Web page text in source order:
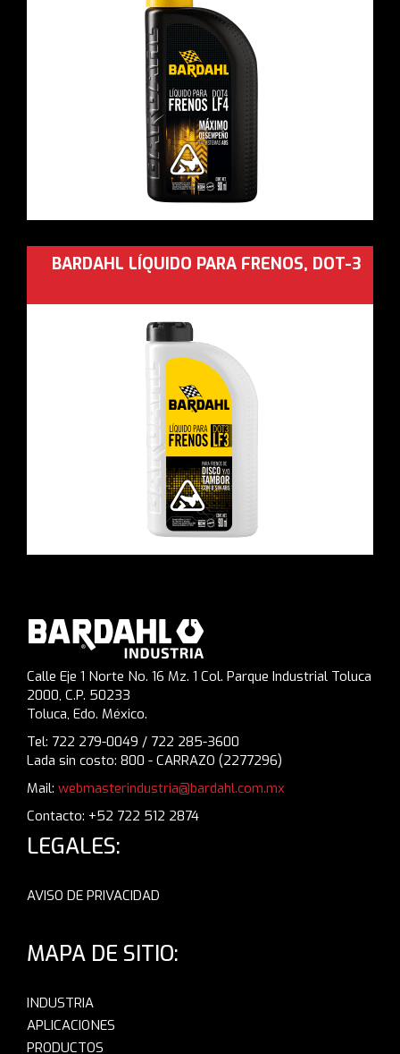
BARDAHL LÍQUIDO PARA FRENOS, DOT-3
Calle Eje 1 Norte No. 16 Mz. 1 Col. Parque Industrial Toluca
2000, C.P. 50233
Toluca, Edo. México.
Tel: 722 279-0049 / 722 285-3600
Lada sin costo: 800 - CARRAZO (2277296)
Mail: webmasterindustria@bardahl.com.mx
Contacto: +52 722 512 2874
LEGALES:
AVISO DE PRIVACIDAD
MAPA DE SITIO:
INDUSTRIA
APLICACIONES
PRODUCTOS